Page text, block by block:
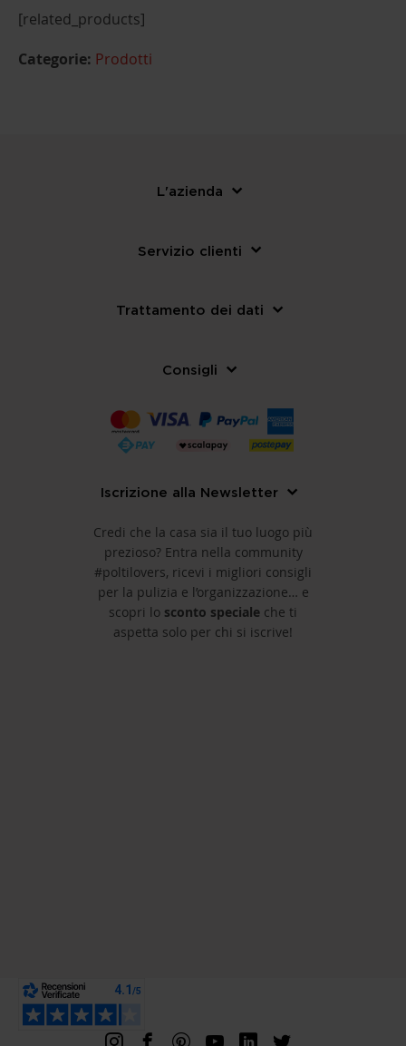
[related_products]
Categorie: Prodotti
L'azienda
Servizio clienti
Trattamento dei dati
Consigli
Iscrizione alla Newsletter
Credi che la casa sia il tuo luogo più
prezioso? Entra nella community
#poltilovers, ricevi i migliori consigli
per la pulizia e l’organizzazione… e
scopri lo sconto speciale che ti
aspetta solo per chi si iscrive!